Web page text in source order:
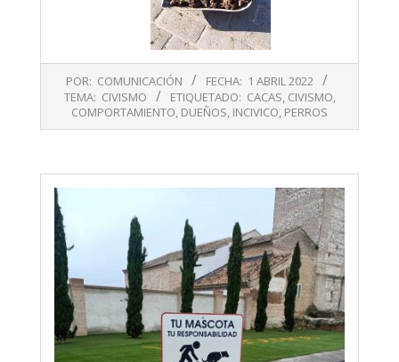
POR: COMUNICACIÓN FECHA: 1 ABRIL 2022
TEMA: CIVISMO ETIQUETADO: CACAS CIVISMO
COMPORTAMIENTO DUEÑOS INCIVICO PERROS